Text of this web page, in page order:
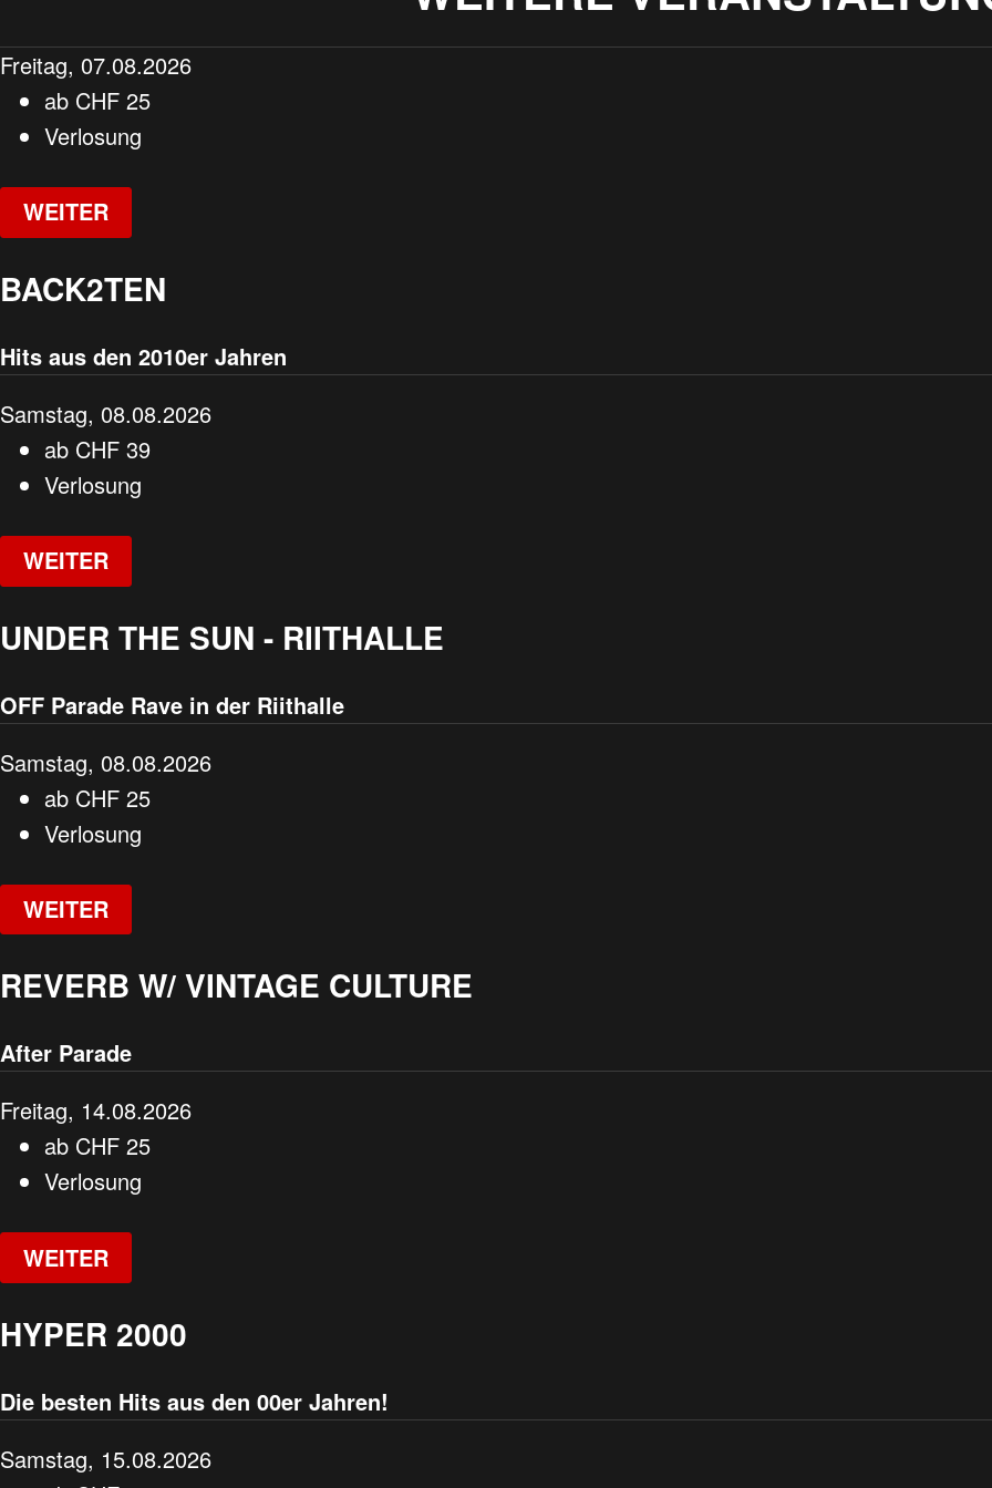
Freitag, 07.08.2026
ab CHF 25
Verlosung
WEITER
BACK2TEN
Hits aus den 2010er Jahren
Samstag, 08.08.2026
ab CHF 39
Verlosung
WEITER
UNDER THE SUN - RIITHALLE
OFF Parade Rave in der Riithalle
Samstag, 08.08.2026
ab CHF 25
Verlosung
WEITER
REVERB W/ VINTAGE CULTURE
After Parade
Freitag, 14.08.2026
ab CHF 25
Verlosung
WEITER
HYPER 2000
Die besten Hits aus den 00er Jahren!
Samstag, 15.08.2026